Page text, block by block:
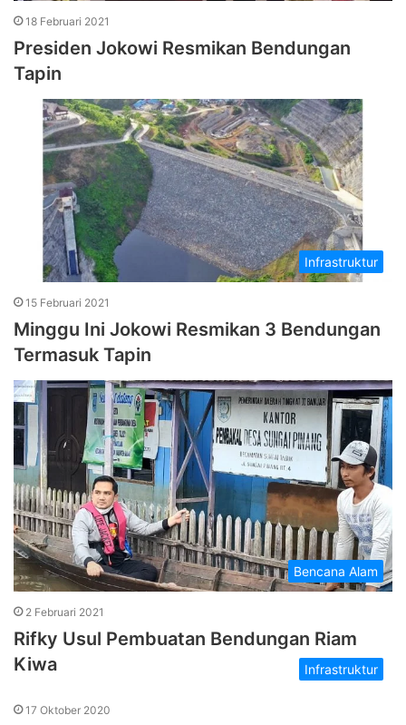
18 Februari 2021
Presiden Jokowi Resmikan Bendungan
Tapin
Infrastruktur
15 Februari 2021
Minggu Ini Jokowi Resmikan 3 Bendungan
Termasuk Tapin
Bencana Alam
2 Februari 2021
Rifky Usul Pembuatan Bendungan Riam
Kiwa
Infrastruktur
17 Oktober 2020